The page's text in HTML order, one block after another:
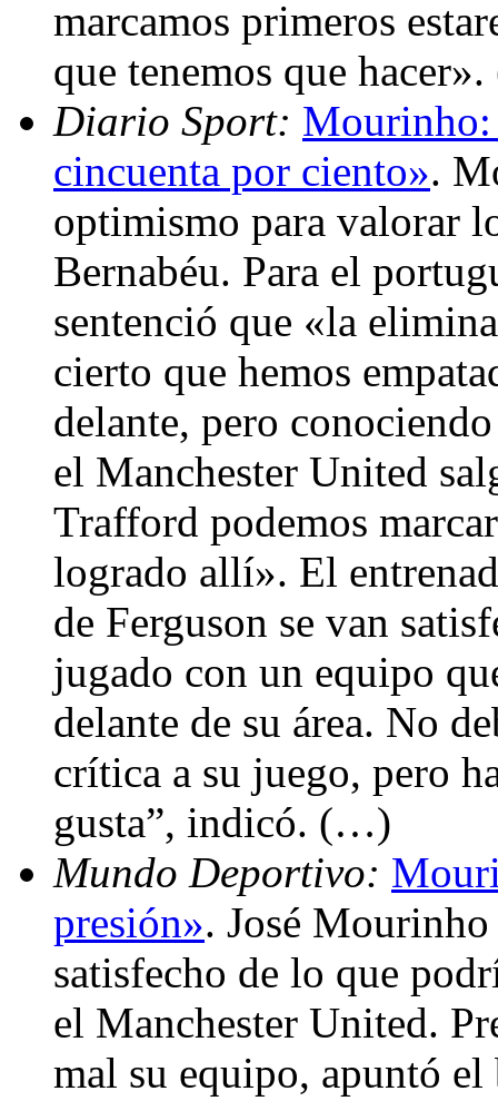
marcamos primeros
que tenemos que
Diario Sport: Mourinho:
cincuenta por ciento».
optimismo para valorar
Bernabéu. Para el
sentenció que «la
cierto que hemos
delante, pero
el Manchester United
Trafford podemos
logrado allí». El
de Ferguson se van
jugado con un equipo
delante de su área. No
crítica a su juego, pero
gusta”, indicó. (…)
Mundo Deportivo:
presión». José Mourinho
satisfecho de lo que
el Manchester United.
mal su equipo, apuntó